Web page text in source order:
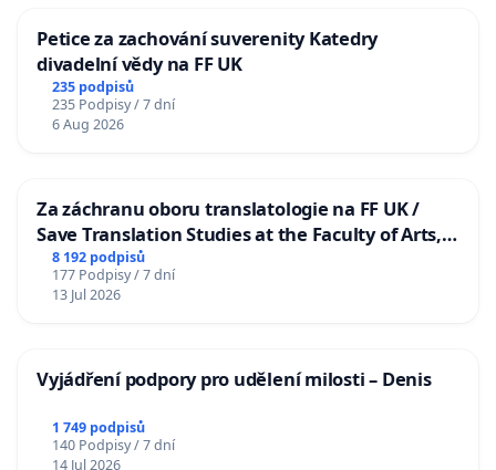
Petice za zachování suverenity Katedry
divadelní vědy na FF UK
235 podpisů
235 Podpisy / 7 dní
6 Aug 2026
Za záchranu oboru translatologie na FF UK /
Save Translation Studies at the Faculty of Arts,
Charles University
8 192 podpisů
177 Podpisy / 7 dní
13 Jul 2026
Vyjádření podpory pro udělení milosti – Denis
1 749 podpisů
140 Podpisy / 7 dní
14 Jul 2026